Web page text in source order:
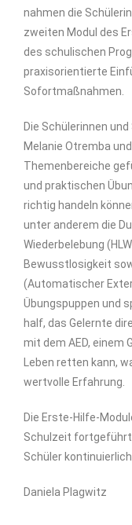
nahmen die
zweiten Modul des
des schulischen
praxisorientierte
Sofortmaßnahmen.
Die Schülerinnen
Melanie Otremba
Themenbereiche
und praktischen
richtig handeln
unter anderem die
Wiederbelebung
Bewusstlosigkeit
(Automatischer
Übungspuppen und
half, das Gelernte
mit dem AED, einem
Leben retten kann,
wertvolle Erfahrung.
Die Erste-Hilfe-
Schulzeit fortgeführt
Schüler
Daniela Plagwitz